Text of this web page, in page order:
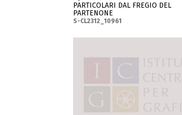
PARTICOLARI DAL FREGIO DEL
PARTENONE
S-CL2312_10961